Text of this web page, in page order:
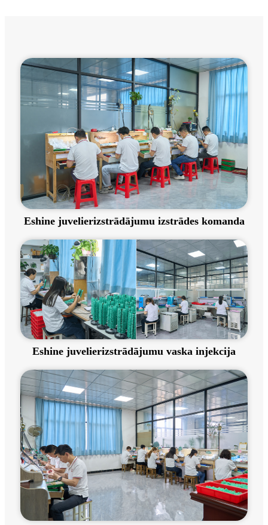
Eshine juvelierizstrādājumu izstrādes komanda
Eshine juvelierizstrādājumu vaska injekcija